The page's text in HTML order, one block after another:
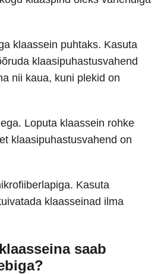
klaassein puhtaks. Kasuta
klaasipuhastusvahend
nii kaua, kuni plekid on
Loputa klaassein rohke
klaasipuhastusvahend on
Kasuta
klaasseinad ilma
saab